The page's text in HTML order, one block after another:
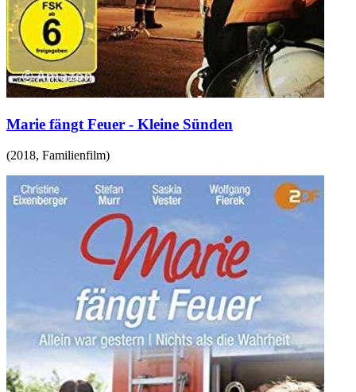
Marie fängt Feuer - Kleine Sünden
(2018, Familienfilm)